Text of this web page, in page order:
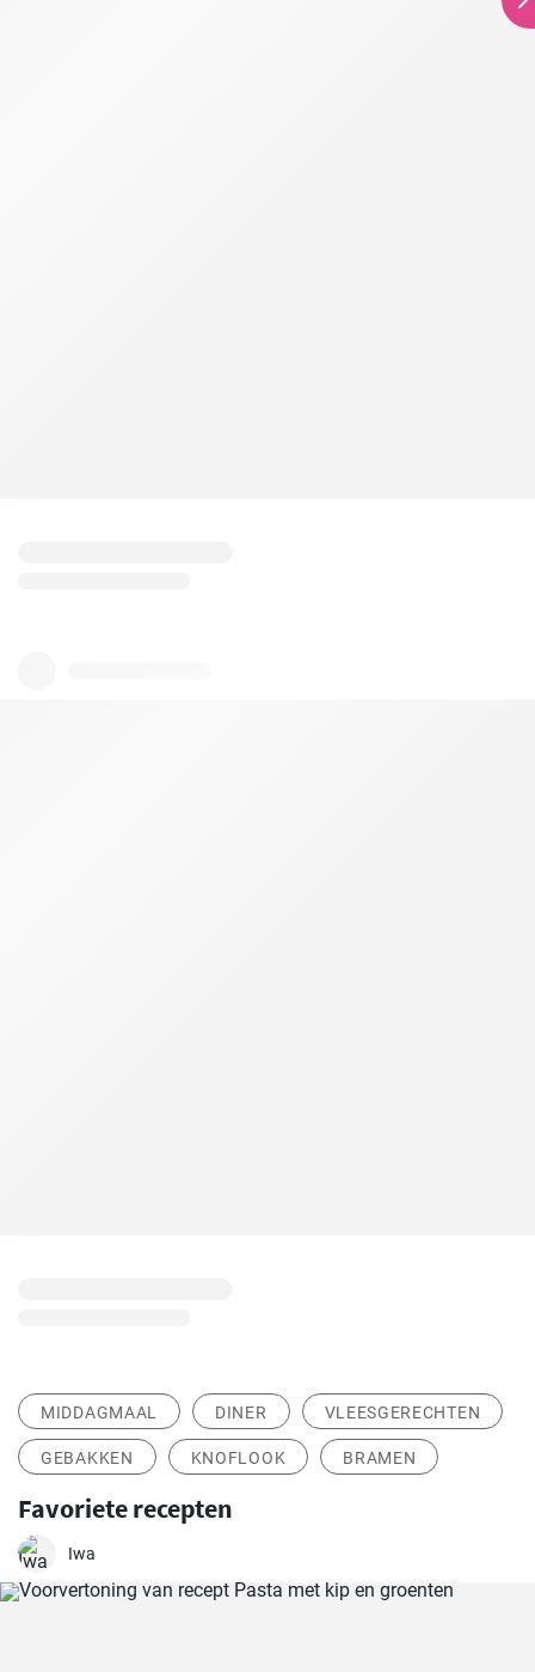
MIDDAGMAAL DINER VLEESGERECHTEN
GEBAKKEN KNOFLOOK BRAMEN
Favoriete recepten
Iwa